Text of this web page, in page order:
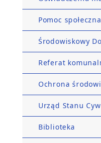
Pomoc społeczna
Środowiskowy
Referat
Ochrona
Urząd Stanu
Biblioteka